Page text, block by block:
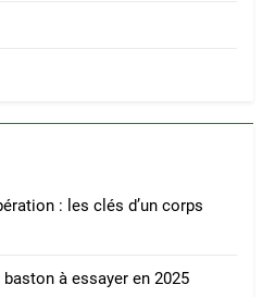
: les clés d’un corps
à essayer en 2025